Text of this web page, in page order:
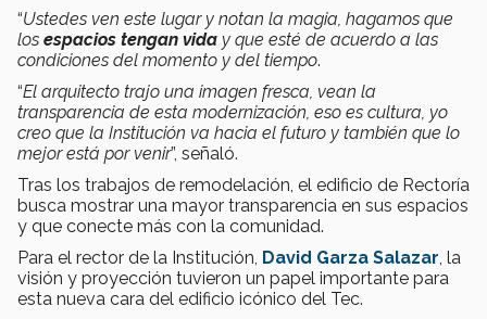
“Ustedes ven este lugar y notan la magia, hagamos que
los espacios tengan vida y que esté de acuerdo a las
condiciones del momento y del tiempo.
“El arquitecto trajo una imagen fresca, vean la
transparencia de esta modernización, eso es cultura, yo
creo que la Institución va hacia el futuro y también que lo
mejor está por venir”, señaló.
Tras los trabajos de remodelación, el edificio de Rectoría
busca mostrar una mayor transparencia en sus espacios
y que conecte más con la comunidad.
Para el rector de la Institución, David Garza Salazar, la
visión y proyección tuvieron un papel importante para
esta nueva cara del edificio icónico del Tec.